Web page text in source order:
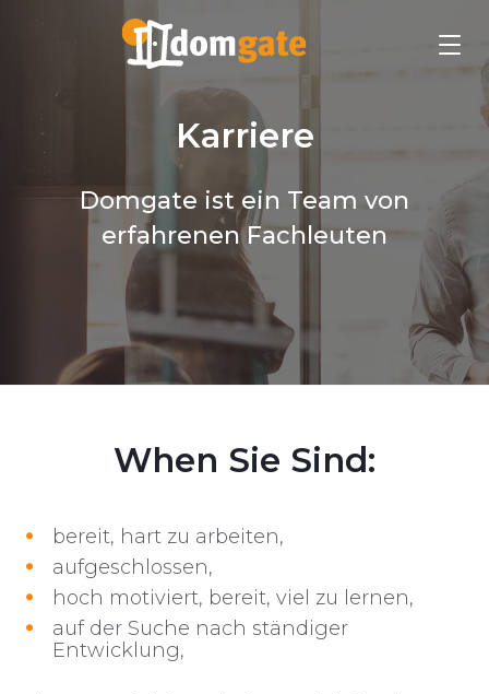
Karriere
Domgate ist ein Team von
erfahrenen Fachleuten
When Sie Sind:
bereit, hart zu arbeiten,
aufgeschlossen,
hoch motiviert, bereit, viel zu lernen,
auf der Suche nach ständiger
Entwicklung,